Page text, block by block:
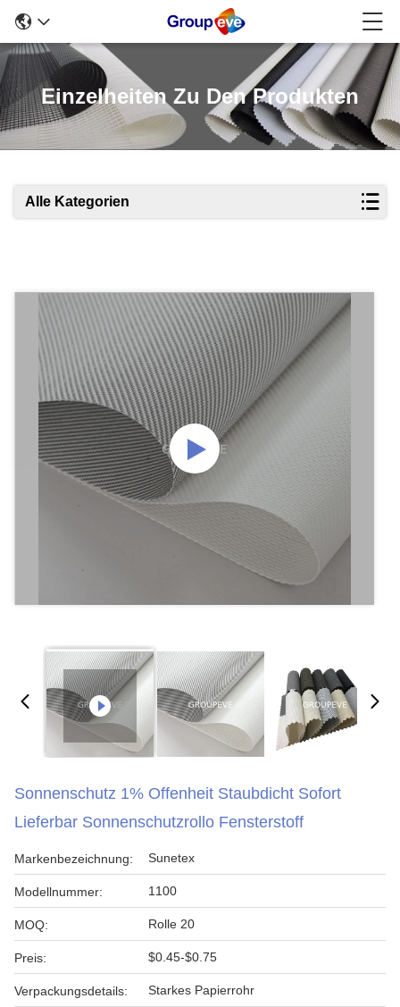
Einzelheiten Zu Den Produkten
Alle Kategorien
Sonnenschutz 1% Offenheit Staubdicht Sofort
Lieferbar Sonnenschutzrollo Fensterstoff
Markenbezeichnung: Sunetex
Modellnummer: 1100
MOQ: Rolle 20
Preis: $0.45-$0.75
Verpackungsdetails: Starkes Papierrohr